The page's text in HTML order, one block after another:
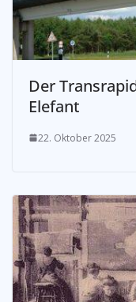
Der
Elefant
22. Oktober 2025